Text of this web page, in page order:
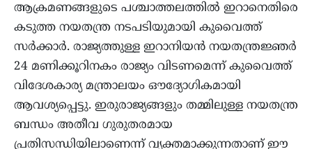
ആക്രമണങ്ങളുടെ പശ്ചാത്തലത്തിൽ ഇറാനെതിരെ
കടുത്ത നയതന്ത്ര നടപടിയുമായി കുവൈത്ത്
സർക്കാർ. രാജ്യത്തുള്ള ഇറാനിയൻ നയതന്ത്രജ്ഞർ
24 മണിക്കൂറിനകം രാജ്യം വിടണമെന്ന് കുവൈത്ത്
വിദേശകാര്യ മന്ത്രാലയം ഔദ്യോഗികമായി
ആവശ്യപ്പെട്ടു. ഇരുരാജ്യങ്ങളും തമ്മിലുള്ള നയതന്ത്ര
ബന്ധം അതീവ ഗുരുതരമായ
പ്രതിസന്ധിയിലാണെന്ന് വ്യക്തമാക്കുന്നതാണ് ഈ